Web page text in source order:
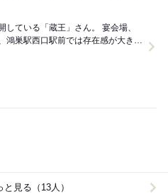
る「蔵王」さん。 宴会場、
鴻巣駅西口駅前では存在感が大きい
見る（13人）